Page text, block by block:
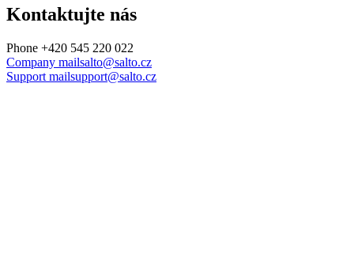
Kontaktujte nás
Phone +420 545 220 022
Company mailsalto@salto.cz
Support mailsupport@salto.cz